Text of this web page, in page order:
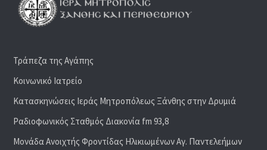
Τράπεζα της Αγάπης
Κοινωνικό Ιατρείο
Κατασκηνώσεις Ιεράς Μητροπόλεως Ξάνθης στην Δρυμιά
Ραδιoφωνικός Σταθμός Διακονία fm 93,8
Μονάδα Ανοιχτής Φροντίδας Ηλικιωμένων Αγ. Παντελεήμων